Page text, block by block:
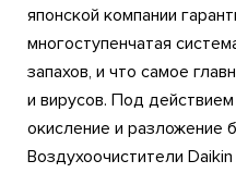
японской компании
многоступенчатая
запахов, и что самое
и вирусов. Под
окисление и разложение
Воздухоочистители